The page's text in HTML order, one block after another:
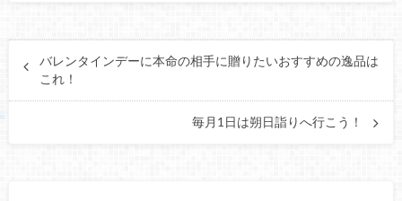
バレンタインデーに本命の相手に贈りたいおすすめの逸品は
これ！
毎月1日は朔日詣りへ行こう！